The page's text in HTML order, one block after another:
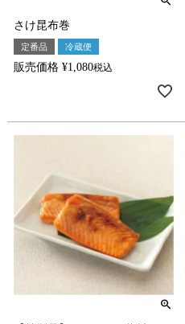
さけ昆布巻
定番品 冷蔵便
販売価格 ¥1,080税込